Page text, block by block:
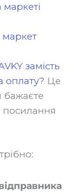
маркет
замість
оплату? Це
посилання